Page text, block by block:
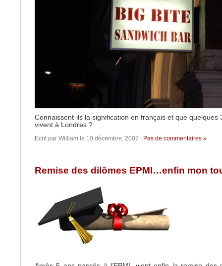
Connaissent-ils la signification en français et que quelques
vivent à Londres ?
Ecrit par William le 10 décembre, 2007 | Pas de commentaires »
Remise des dilômes EPMI…enfin mon